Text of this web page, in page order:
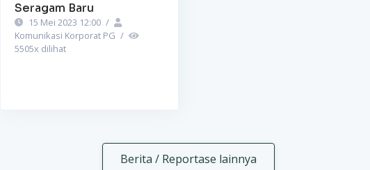
Seragam Baru
15 Mei 2023 12:00 /
Komunikasi Korporat PG /
5505x dilihat
Berita / Reportase lainnya